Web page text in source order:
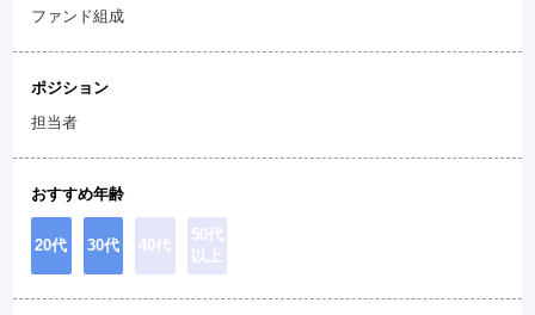
ファンド組成
ポジション
担当者
おすすめ年齢
20代 30代 40代
50代
以上